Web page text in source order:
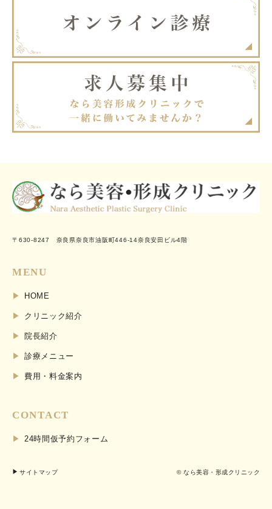
〒630-8247 奈良県奈良市油阪町446-14奈良安田ビル4階
MENU
HOME
クリニック紹介
院長紹介
診療メニュー
費用・料金案内
CONTACT
24時間仮予約フォーム
サイトマップ © なら美容・形成クリニック